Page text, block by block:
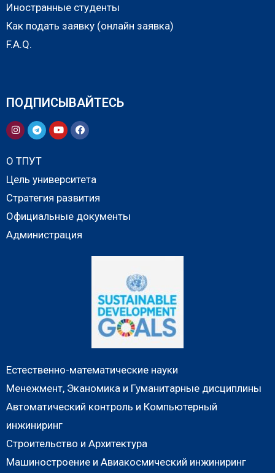
Иностранные студенты
Как подать заявку (онлайн заявка)
F.A.Q.
ПОДПИСЫВАЙТЕСЬ
О ТПУТ
Цель университета
Стратегия развития
Официальные документы
Администрация
Естественно-математические науки
Менежмент, Эканомика и Гуманитарные дисциплины
Автоматический контроль и Компьютерный
инжиниринг
Строительство и Архитектура
Машиностроение и Авиакосмический инжиниринг